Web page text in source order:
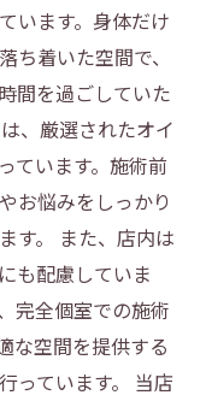
います。身体だけ
ち着いた空間で、
間を過ごしていた
、厳選されたオイ
ています。施術前
お悩みをしっかり
す。 また、店内は
も配慮していま
完全個室での施術
な空間を提供する
っています。 当店